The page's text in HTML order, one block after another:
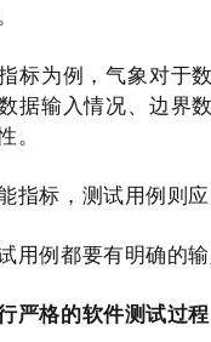
标为例，气象对于
据输入情况、边界
。
指标，测试用例则
用例都要有明确的
严格的软件测试过程